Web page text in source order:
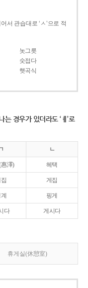
서 관습대로 ‘ㅅ’으로 적
놋그릇
숫접다
햇곡식
는 경우가 있더라도 ‘ㅖ’로
ㄴ
澤) 헤택
게집
핑게
다 게시다
휴게실(休憩室)